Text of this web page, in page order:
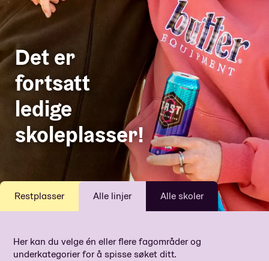
Det er
fortsatt
ledige
skoleplasser!
Restplasser Alle linjer Alle skoler
Her kan du velge én eller flere fagområder og
underkategorier for å spisse søket ditt.